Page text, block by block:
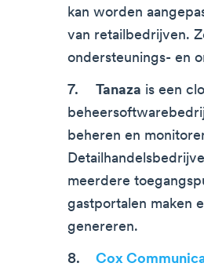
kan worden
van retailbedrijven.
ondersteunings- en
Tanaza is een
beheren en
meerdere
gastportalen maken
genereren.
Cox